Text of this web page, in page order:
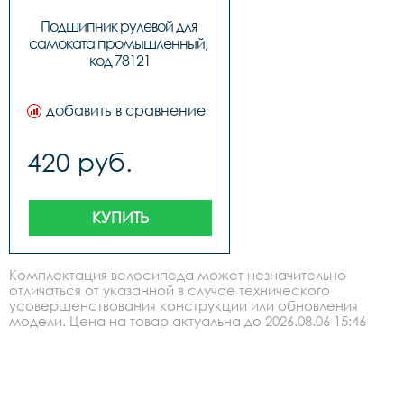
Подшипник рулевой для
самоката промышленный,
код 78121
добавить в сравнение
420 руб.
КУПИТЬ
Комплектация велосипеда может незначительно
отличаться от указанной в случае технического
усовершенствования конструкции или обновления
модели. Цена на товар актуальна до 2026.08.06 15:46